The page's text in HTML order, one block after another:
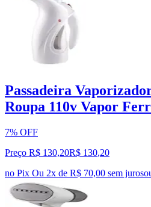
Passadeira
Roupa 110v Vapor
7% OFF
Preço R$ 130,20R$ 130,20
no Pix Ou 2x de R$ 70,00 sem juros